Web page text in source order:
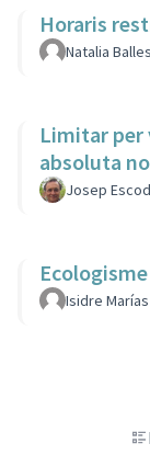
Horaris
Natalia
Limitar per
absoluta
Josep
Isidre